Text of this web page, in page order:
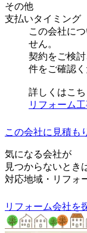
その他
支払いタイミング
この会社に
せん。
契約をご検
件をご確認く
詳しくはこ
リフォーム
この会社に見積も
気になる会社が
見つからないとき
対応地域 ・ リフォ
リフォーム会社を